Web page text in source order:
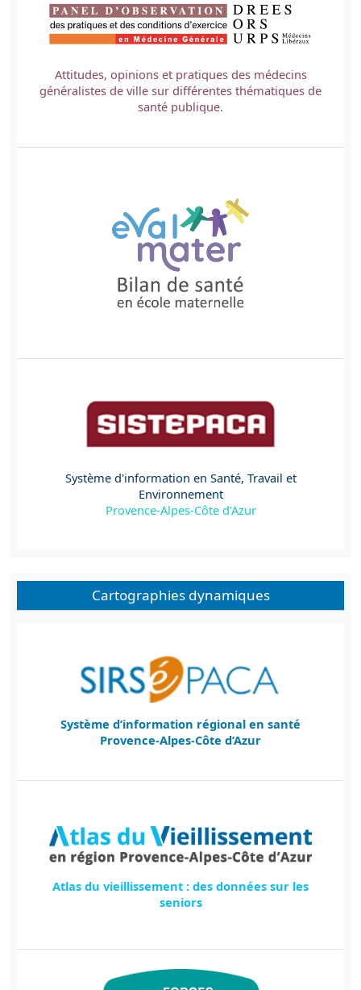
Attitudes, opinions et pratiques des médecins
généralistes de ville sur différentes thématiques de
santé publique.
Système d'information en Santé, Travail et
Environnement
Provence-Alpes-Côte d'Azur
Cartographies dynamiques
Système d’information régional en santé
Provence-Alpes-Côte d’Azur
Atlas du vieillissement : des données sur les
seniors